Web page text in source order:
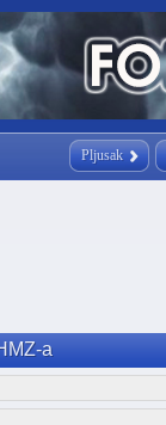
Pljusak
a